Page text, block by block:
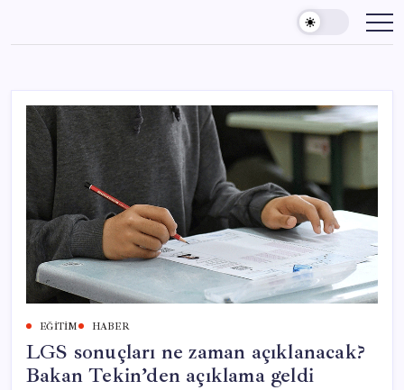
content
EĞITIM HABER
LGS sonuçları ne zaman açıklanacak?
Bakan Tekin’den açıklama geldi